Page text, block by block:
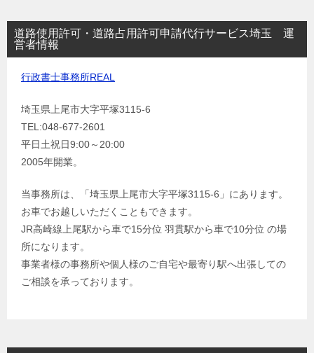
道路使用許可・道路占用許可申請代行サービス埼玉 運
営者情報
行政書士事務所REAL
埼玉県上尾市大字平塚3115-6
TEL:048-677-2601
平日土祝日9:00～20:00
2005年開業。
当事務所は、「埼玉県上尾市大字平塚3115-6」にあります。
お車でお越しいただくこともできます。
JR高崎線上尾駅から車で15分位 羽貫駅から車で10分位 の場
所になります。
事業者様の事務所や個人様のご自宅や最寄り駅へ出張しての
ご相談を承っております。